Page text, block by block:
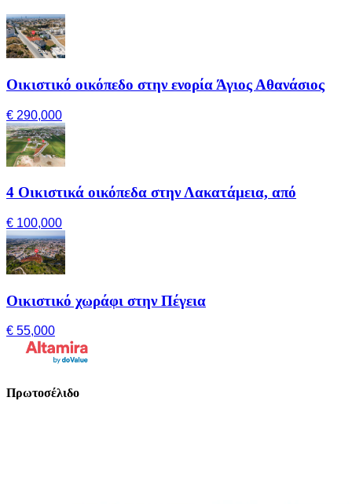
Οικιστικό οικόπεδο στην ενορία Άγιος Αθανάσιος
€ 290,000
4 Οικιστικά οικόπεδα στην Λακατάμεια, από
€ 100,000
Οικιστικό χωράφι στην Πέγεια
€ 55,000
Πρωτοσέλιδο